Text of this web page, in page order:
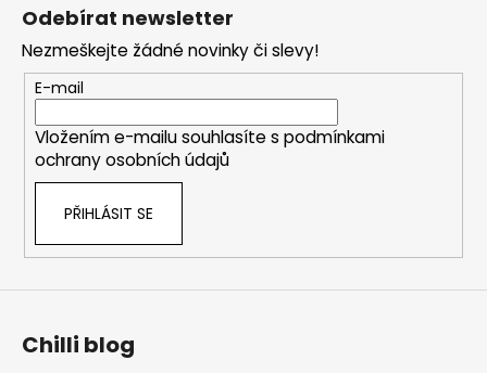
Odebírat newsletter
Nezmeškejte žádné novinky či slevy!
E-mail
Vložením e-mailu souhlasíte s podmínkami
ochrany osobních údajů
PŘIHLÁSIT SE
Chilli blog